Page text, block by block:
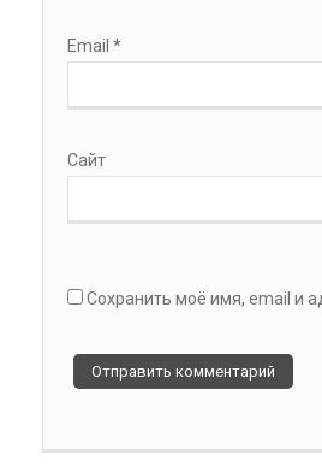
Email *
Сайт
Сохранить моё имя, email и